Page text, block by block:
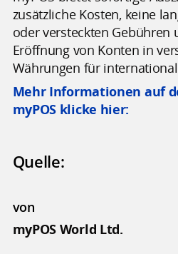
zusätzliche Kosten, keine
oder versteckten
Eröffnung von Konten in
Währungen für
Mehr Informationen auf
myPOS klicke hier:
Quelle:
von
myPOS World Ltd.